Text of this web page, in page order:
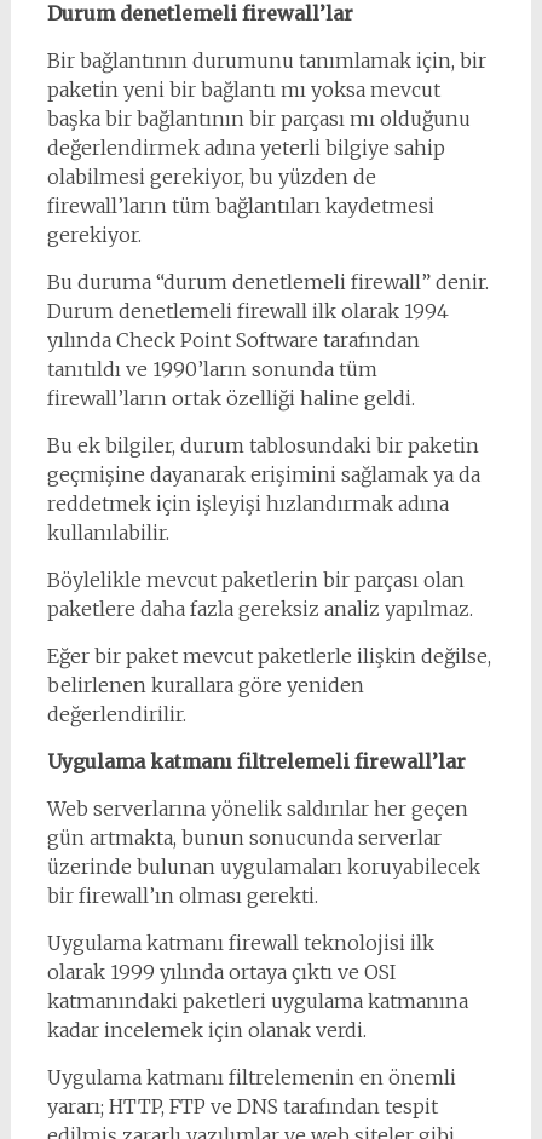
Durum denetlemeli firewall’lar
Bir bağlantının durumunu tanımlamak için, bir
paketin yeni bir bağlantı mı yoksa mevcut
başka bir bağlantının bir parçası mı olduğunu
değerlendirmek adına yeterli bilgiye sahip
olabilmesi gerekiyor, bu yüzden de
firewall’ların tüm bağlantıları kaydetmesi
gerekiyor.
Bu duruma “durum denetlemeli firewall” denir.
Durum denetlemeli firewall ilk olarak 1994
yılında Check Point Software tarafından
tanıtıldı ve 1990’ların sonunda tüm
firewall’ların ortak özelliği haline geldi.
Bu ek bilgiler, durum tablosundaki bir paketin
geçmişine dayanarak erişimini sağlamak ya da
reddetmek için işleyişi hızlandırmak adına
kullanılabilir.
Böylelikle mevcut paketlerin bir parçası olan
paketlere daha fazla gereksiz analiz yapılmaz.
Eğer bir paket mevcut paketlerle ilişkin değilse,
belirlenen kurallara göre yeniden
değerlendirilir.
Uygulama katmanı filtrelemeli firewall’lar
Web serverlarına yönelik saldırılar her geçen
gün artmakta, bunun sonucunda serverlar
üzerinde bulunan uygulamaları koruyabilecek
bir firewall’ın olması gerekti.
Uygulama katmanı firewall teknolojisi ilk
olarak 1999 yılında ortaya çıktı ve OSI
katmanındaki paketleri uygulama katmanına
kadar incelemek için olanak verdi.
Uygulama katmanı filtrelemenin en önemli
yararı; HTTP, FTP ve DNS tarafından tespit